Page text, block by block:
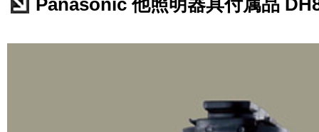
Panasonic 他照明器具付属品